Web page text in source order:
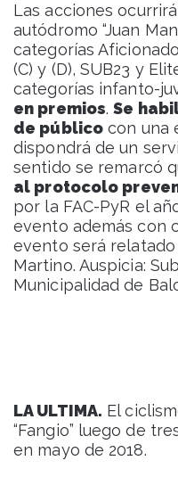
Las acciones
autódromo “Juan
categorías
(C) y (D), SUB23 y
categorías infanto-
en premios.Se
de público con una
dispondrá de un
sentido se remarcó
al protocolo
por la FAC-PyR el
evento además con
evento será
Martino. Auspicia:
Municipalidad de
LA ULTIMA. El
“Fangio” luego de
en mayo de 2018.